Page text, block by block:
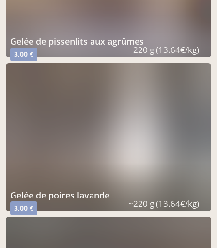
gelée de pissenlits aux agrûmes
3,00 € ~220 g (13.64€/kg)
gelée de poires lavande
3,00 € ~220 g (13.64€/kg)